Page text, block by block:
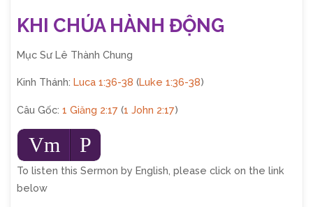
KHI CHÚA HÀNH ĐỘNG
Mục Sư Lê Thành Chung
Kinh Thánh: Luca 1:36-38 (Luke 1:36-38)
Câu Gốc: 1 Giăng 2:17 (1 John 2:17)
Audio
Player
Vm P
To listen this Sermon by English, please click on the link
below